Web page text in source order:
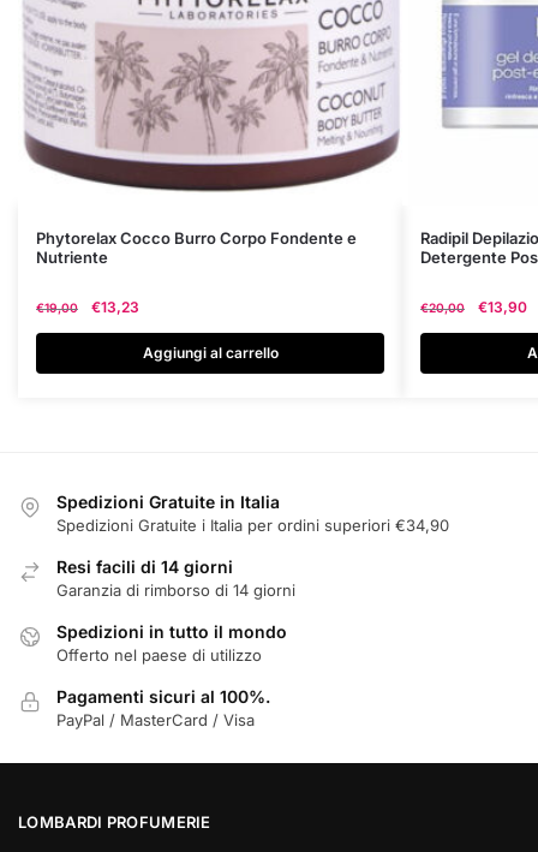
Phytorelax Cocco Burro Corpo Fondente e
Nutriente
€19,00
Il
originale
era:
€13,23
attuale
è:
Aggiungi al carrello
Radipil
Detergente
€20,00
Il
originale
era:
€13,90
Spedizioni Gratuite in Italia
Spedizioni Gratuite i Italia per ordini superiori €34,90
Resi facili di 14 giorni
Garanzia di rimborso di 14 giorni
Spedizioni in tutto il mondo
Offerto nel paese di utilizzo
Pagamenti sicuri al 100%.
PayPal / MasterCard / Visa
LOMBARDI PROFUMERIE